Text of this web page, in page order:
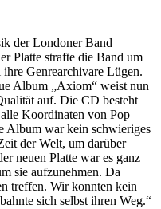
der Londoner Band
Platte strafte die Band um
Genrearchivare Lügen.
Album „Axiom“ weist nun
auf. Die CD besteht
Koordinaten von Pop
Album war kein schwieriges
der Welt, um darüber
neuen Platte war es ganz
sie aufzunehmen. Da
treffen. Wir konnten kein
sich selbst ihren Weg.“